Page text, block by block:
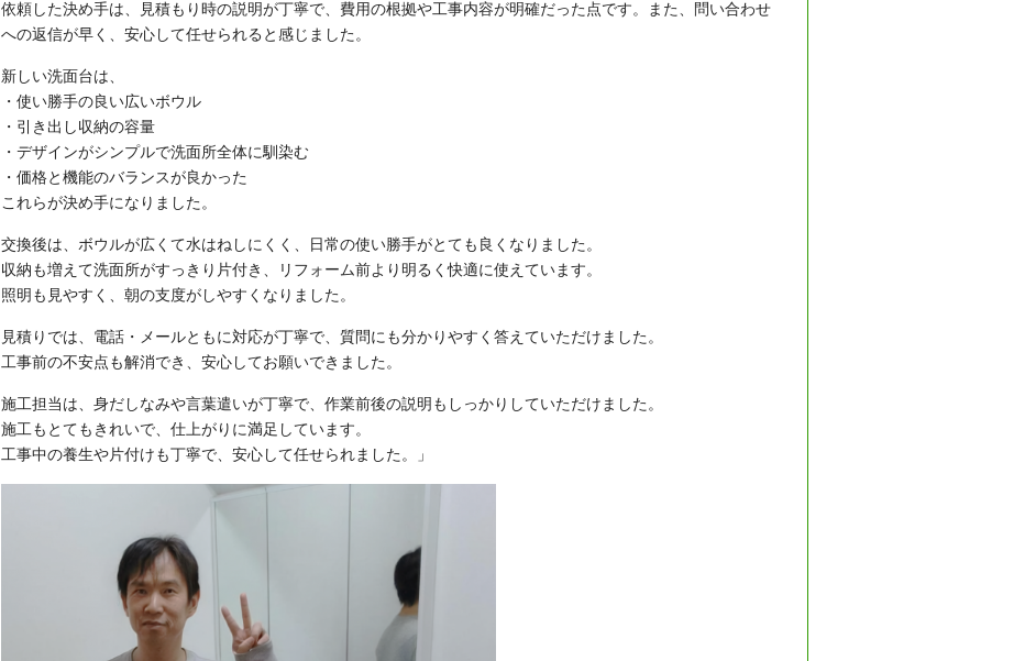
依頼した決め手は、見積もり時の説明が丁寧で、費用の根拠や工事内容が明確だった点です。また、問い合わせ
への返信が早く、安心して任せられると感じました。
新しい洗面台は、
・使い勝手の良い広いボウル
・引き出し収納の容量
・デザインがシンプルで洗面所全体に馴染む
・価格と機能のバランスが良かった
これらが決め手になりました。
交換後は、ボウルが広くて水はねしにくく、日常の使い勝手がとても良くなりました。
収納も増えて洗面所がすっきり片付き、リフォーム前より明るく快適に使えています。
照明も見やすく、朝の支度がしやすくなりました。
見積りでは、電話・メールともに対応が丁寧で、質問にも分かりやすく答えていただけました。
工事前の不安点も解消でき、安心してお願いできました。
施工担当は、身だしなみや言葉遣いが丁寧で、作業前後の説明もしっかりしていただけました。
施工もとてもきれいで、仕上がりに満足しています。
工事中の養生や片付けも丁寧で、安心して任せられました。」